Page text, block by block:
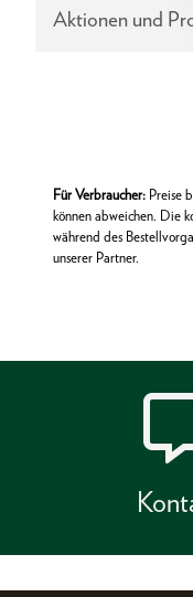
Aktionen und
Für Verbraucher: Preise
können abweichen. Die
während des
unserer Partner.